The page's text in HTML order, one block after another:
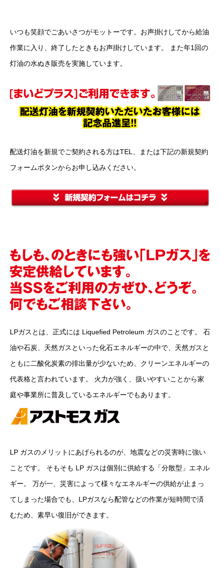
いつも笑顔でごあいさつがモットーです。お声掛けしてから給油
作業に入り、終了したときもお声掛けしています。 また年1回の
灯油の水ぬき販売を実施しています。
配送灯油を新規でご契約される方はTEL、または下記の新規契約
フォームボタンからお申し込みください。
LPガスとは、正式には Liquefied Petroleum ガスのことです。 石
油や石炭、天然ガスといった化石エネルギーの中で、天然ガスと
ともに二酸化炭素の排出量が少ないため、クリーンエネルギーの
代表格と言われています。 火力が強く、扱いやすいことから家
庭や事業所に普及しているエネルギーでもあります。
LP ガスのメリットにあげられるのが、地震などの災害時に強い
ことです。 そもそも LP ガスは個別に供給する「分散型」エネル
ギー。 万が一、災害によって様々なエネルギーの供給が止まっ
てしまった場合でも、LPガスなら配管などの作業が短時間で済
むため、素早い復旧ができます。